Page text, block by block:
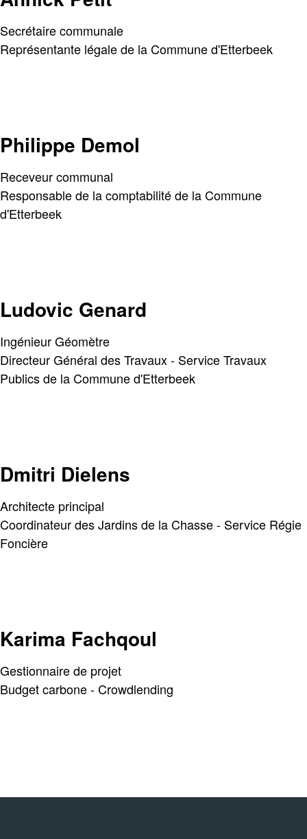
Secrétaire communale
Représentante légale de la Commune d'Etterbeek
Philippe Demol
Receveur communal
Responsable de la comptabilité de la Commune
d'Etterbeek
Ludovic Genard
Ingénieur Géomètre
Directeur Général des Travaux - Service Travaux
Publics de la Commune d'Etterbeek
Dmitri Dielens
Architecte principal
Coordinateur des Jardins de la Chasse - Service Régie
Foncière
Karima Fachqoul
Gestionnaire de projet
Budget carbone - Crowdlending